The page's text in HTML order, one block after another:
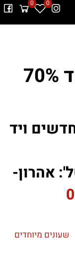
0 0
לכל השעונים עד 70%
ויד
אהרון-
שעונים מיוחדים